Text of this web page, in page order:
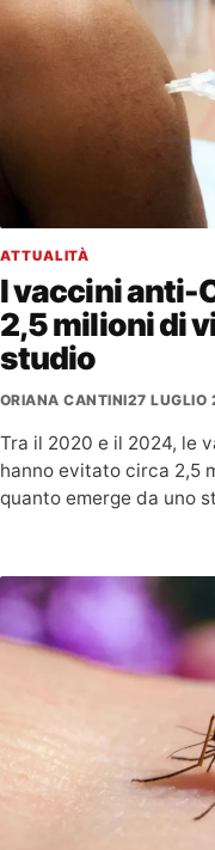
ATTUALITÀ
I vaccini anti-
2,5 milioni di
studio
ORIANA CANTINI27 LUGLIO
Tra il 2020 e il 2024, le
hanno evitato circa 2,5
quanto emerge da uno